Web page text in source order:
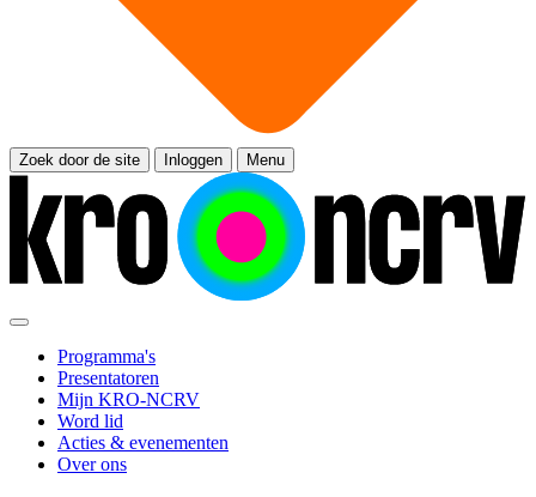
Zoek door de site Inloggen Menu
Programma's
Presentatoren
Mijn KRO-NCRV
Word lid
Acties & evenementen
Over ons